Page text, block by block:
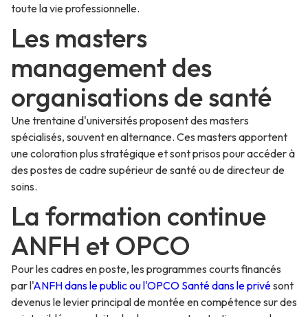
toute la vie professionnelle.
Les masters
management des
organisations de santé
Une trentaine d'universités proposent des masters
spécialisés, souvent en alternance. Ces masters apportent
une coloration plus stratégique et sont prisos pour accéder à
des postes de cadre supérieur de santé ou de directeur de
soins.
La formation continue
ANFH et OPCO
Pour les cadres en poste, les programmes courts financés
par l'ANFH dans le public ou l'OPCO Santé dans le privésont
devenus le levier principal de montée en compétence sur des